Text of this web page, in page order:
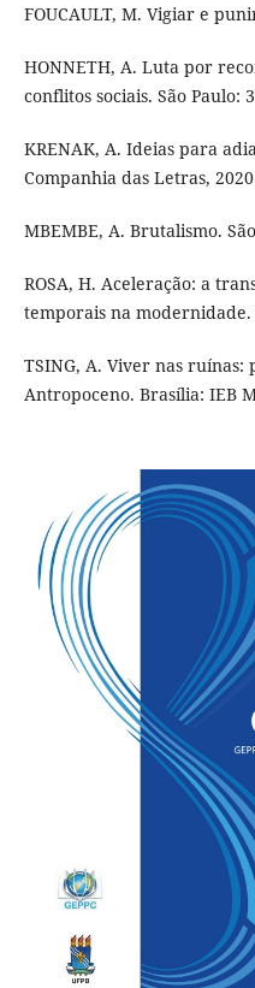
FOUCAULT, M. Vigiar e
HONNETH, A. Luta por
conflitos sociais. São Paulo:
KRENAK, A. Ideias para
Companhia das Letras,
MBEMBE, A. Brutalismo.
ROSA, H. Aceleração: a
temporais na modernidade.
TSING, A. Viver nas ruínas:
Antropoceno. Brasília: IEB